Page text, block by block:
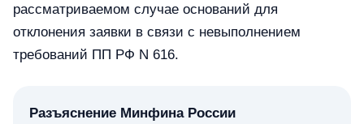
рассматриваемом случае оснований для
отклонения заявки в связи с невыполнением
требований ПП РФ N 616.
Разъяснение Минфина России